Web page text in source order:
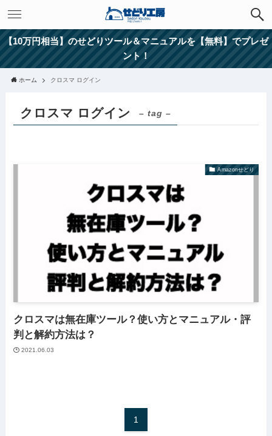
【10万円相当】のせどりツール＆マニュアルを【無料】でプレゼ
ント！
ホーム クロスマ ログイン
クロスマ ログイン – tag –
Amazonせどり
クロスマは無在庫ツール？使い方とマニュアル・評
判と解約方法は？
2021.06.03
1